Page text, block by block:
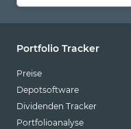
Portfolio Tracker
Preise
Depotsoftware
Dividenden Tracker
Portfolioanalyse